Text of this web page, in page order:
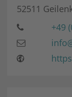
52511
+49